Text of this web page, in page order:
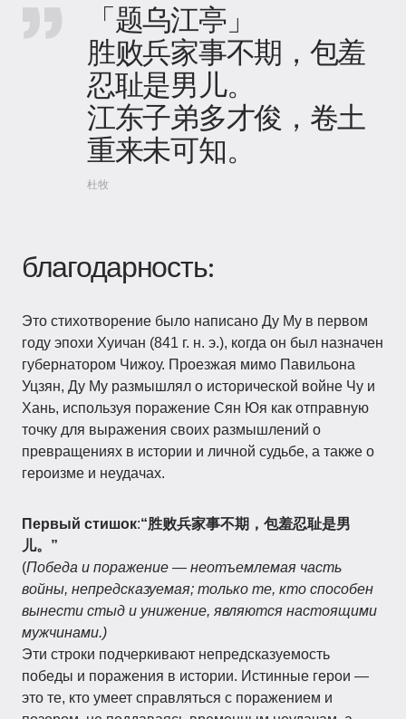
「题乌江亭」
胜败兵家事不期，包羞
忍耻是男儿。
江东子弟多才俊，卷土
重来未可知。
杜牧
благодарность:
Это стихотворение было написано Ду Му в первом
году эпохи Хуичан (841 г. н. э.), когда он был назначен
губернатором Чижоу. Проезжая мимо Павильона
Уцзян, Ду Му размышлял о исторической войне Чу и
Хань, используя поражение Сян Юя как отправную
точку для выражения своих размышлений о
превращениях в истории и личной судьбе, а также о
героизме и неудачах.
Первый стишок:“胜败兵家事不期，包羞忍耻是男
儿。”
(Победа и поражение — неотъемлемая часть
войны, непредсказуемая; только те, кто способен
вынести стыд и унижение, являются настоящими
мужчинами.)
Эти строки подчеркивают непредсказуемость
победы и поражения в истории. Истинные герои —
это те, кто умеет справляться с поражением и